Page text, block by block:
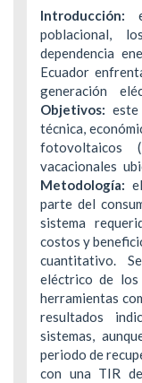
Introducción:
poblacional,
dependencia
Ecuador
generación
Objetivos:
técnica,
fotovoltaicos
vacacionales
Metodología:
parte del
sistema
costos y
cuantitativo.
eléctrico de los
herramientas
resultados
sistemas,
periodo de
con una TIR